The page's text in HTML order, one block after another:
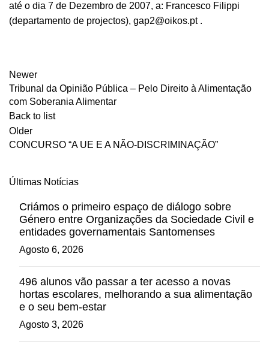
até o dia 7 de Dezembro de 2007, a: Francesco Filippi
(departamento de projectos), gap2@oikos.pt.
Newer
Tribunal da Opinião Pública – Pelo Direito à Alimentação
com Soberania Alimentar
Back to list
Older
CONCURSO “A UE E A NÃO-DISCRIMINAÇÃO”
Últimas Notícias
Criámos o primeiro espaço de diálogo sobre
Género entre Organizações da Sociedade Civil e
entidades governamentais Santomenses
Agosto 6, 2026
496 alunos vão passar a ter acesso a novas
hortas escolares, melhorando a sua alimentação
e o seu bem-estar
Agosto 3, 2026